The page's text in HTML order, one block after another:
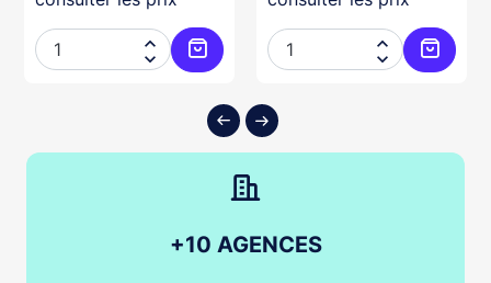
au panier


Ajouter au panier


+10 AGENCES